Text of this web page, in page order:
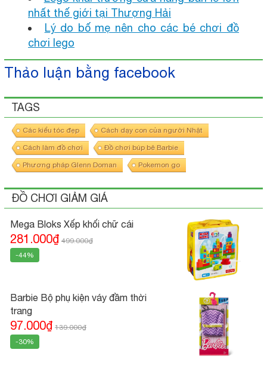
nhất thế giới tại Thượng Hải
Lý do bố mẹ nên cho các bé chơi đồ
chơi lego
Thảo luận bằng facebook
TAGS
Các kiểu tóc đẹp Cách dạy con của người Nhật
Cách làm đồ chơi Đồ chơi búp bê Barbie
Phương pháp Glenn Doman Pokemon go
ĐỒ CHƠI GIẢM GIÁ
Mega Bloks Xếp khối chữ cái
281.000₫ 499.000₫
-44%
Barbie Bộ phụ kiện váy đầm thời
trang
97.000₫ 139.000₫
-30%